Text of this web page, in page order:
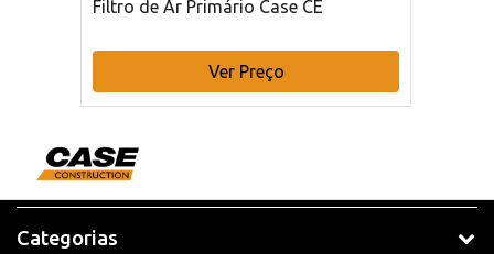
Filtro de Ar Primário Case CE
Ver Preço
Categorias